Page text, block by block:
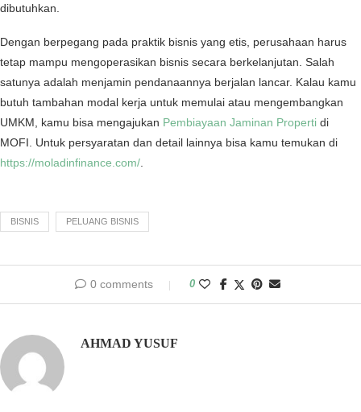
dibutuhkan.
Dengan berpegang pada praktik bisnis yang etis, perusahaan harus
tetap mampu mengoperasikan bisnis secara berkelanjutan. Salah
satunya adalah menjamin pendanaannya berjalan lancar. Kalau kamu
butuh tambahan modal kerja untuk memulai atau mengembangkan
UMKM, kamu bisa mengajukan Pembiayaan Jaminan Properti di
MOFI. Untuk persyaratan dan detail lainnya bisa kamu temukan di
https://moladinfinance.com/
BISNIS PELUANG BISNIS
0 comments 0
AHMAD YUSUF